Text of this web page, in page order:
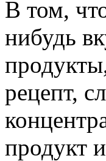
В том,
нибудь
рецепт,
продукт